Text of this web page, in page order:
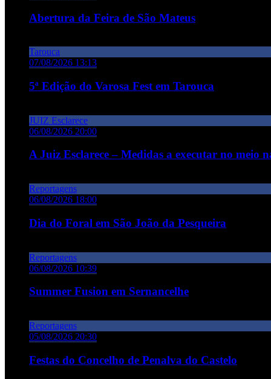
Abertura da Feira de São Mateus
Tarouca
07/08/2026 13:13
5ª Edição do Varosa Fest em Tarouca
JUIZ Esclarece
06/08/2026 20:00
A Juiz Esclarece – Medidas a executar no meio
Reportagens
06/08/2026 18:00
Dia do Foral em São João da Pesqueira
Reportagens
06/08/2026 10:39
Summer Fusion em Sernancelhe
Reportagens
05/08/2026 20:30
Festas do Concelho de Penalva do Castelo